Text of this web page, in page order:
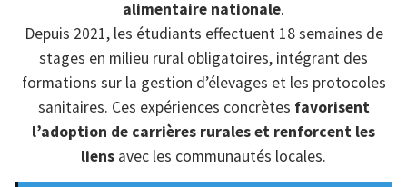
alimentaire nationale.
Depuis 2021, les étudiants effectuent 18 semaines de
stages en milieu rural obligatoires, intégrant des
formations sur la gestion d’élevages et les protocoles
sanitaires. Ces expériences concrètes favorisent
l’adoption de carrières rurales et renforcent les
liens avec les communautés locales.